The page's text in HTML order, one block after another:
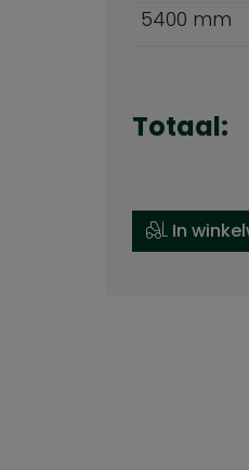
5400 mm
Totaal:
In